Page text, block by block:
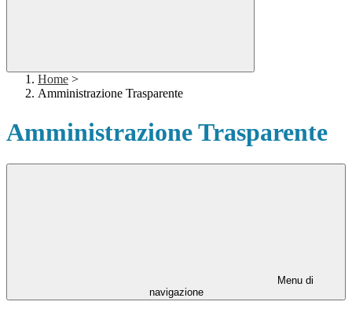
Home >
Amministrazione Trasparente
Amministrazione Trasparente
Menu di
navigazione